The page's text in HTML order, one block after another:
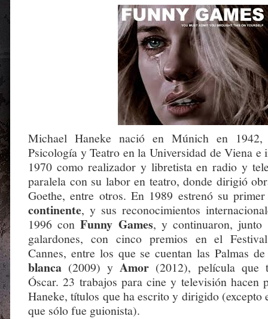
Michael Haneke nació en Múnich en 1942,
Psicología y Teatro en la Universidad de Viena e
1970 como realizador y libretista en radio y
paralela con su labor en teatro, donde dirigió
Goethe, entre otros. En 1989 estrenó su
continente, y sus reconocimientos
1996 conFunny Games, y continuaron, junto
galardones, con cinco premios en el
Cannes, entre los que se cuentan las Palmas
blanca (2009) yAmor (2012), película que
Óscar. 23 trabajos para cine y televisión hacen
Haneke, títulos que ha escrito y dirigido (excepto
que sólo fue guionista).